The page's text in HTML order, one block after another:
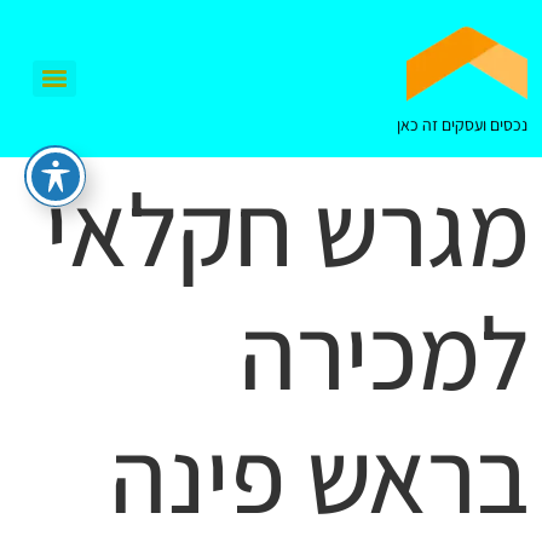
נכסים ועסקים זה כאן
מגרש חקלאי
למכירה
בראש פינה